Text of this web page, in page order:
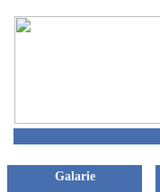
Galarie